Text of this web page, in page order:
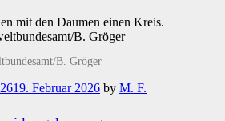
B. Gröger
19. Februar 2026 by M. F.